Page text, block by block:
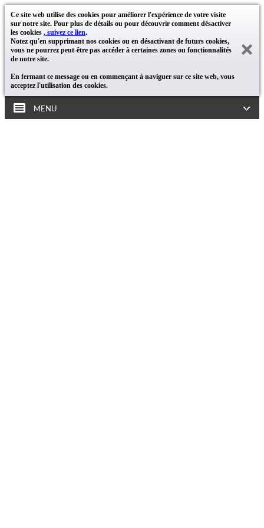
Ce site web utilise des cookies pour améliorer l'expérience de votre visite
sur notre site. Pour plus de détails ou pour découvrir comment désactiver
les cookies , suivez ce lien.
Notez qu'en supprimant nos cookies ou en désactivant de futurs cookies,
vous ne pourrez peut-être pas accéder à certaines zones ou fonctionnalités
de notre site.
En fermant ce message ou en commençant à naviguer sur ce site web, vous
acceptez l'utilisation des cookies.
MENU